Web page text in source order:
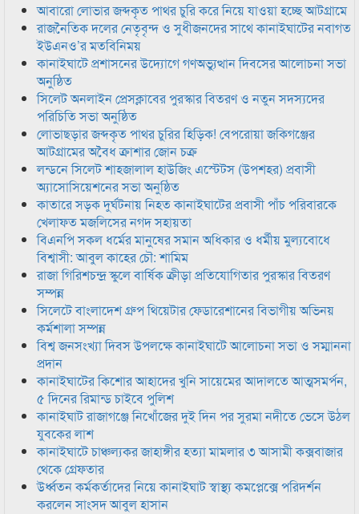
আবারো লোভার জব্দকৃত পাথর চুরি করে নিয়ে যাওয়া হচ্ছে আটগ্রামে
রাজনৈতিক দলের নেতৃবৃন্দ ও সুধীজনদের সাথে কানাইঘাটের নবাগত
ইউএনও’র মতবিনিময়
কানাইঘাটে প্রশাসনের উদ্যোগে গণঅভ্যুত্থান দিবসের আলোচনা সভা
অনুষ্ঠিত
সিলেট অনলাইন প্রেসক্লাবের পুরস্কার বিতরণ ও নতুন সদস্যদের
পরিচিতি সভা অনুষ্ঠিত
লোভাছড়ার জব্দকৃত পাথর চুরির হিড়িক! বেপরোয়া জকিগঞ্জের
আটগ্রামের অবৈধ ক্রাশার জোন চক্র
লন্ডনে সিলেট শাহজালাল হাউজিং এস্টেটস (উপশহর) প্রবাসী
অ্যাসোসিয়েশনের সভা অনুষ্ঠিত
কাতারে সড়ক দুর্ঘটনায় নিহত কানাইঘাটের প্রবাসী পাঁচ পরিবারকে
খেলাফত মজলিসের নগদ সহায়তা
বিএনপি সকল ধর্মের মানুষের সমান অধিকার ও ধর্মীয় মুল্যবোধে
বিশ্বাসী: আবুল কাহের চৌ: শামিম
রাজা গিরিশচন্দ্র স্কুলে বার্ষিক ক্রীড়া প্রতিযোগিতার পুরস্কার বিতরণ
সম্পন্ন
সিলেটে বাংলাদেশ গ্রুপ থিয়েটার ফেডারেশানের বিভাগীয় অভিনয়
কর্মশালা সম্পন্ন
বিশ্ব জনসংখ্যা দিবস উপলক্ষে কানাইঘাটে আলোচনা সভা ও সম্মাননা
প্রদান
কানাইঘাটের কিশোর আহাদের খুনি সায়েমের আদালতে আত্মসমর্পন,
৫ দিনের রিমান্ড চাইবে পুলিশ
কানাইঘাট রাজাগঞ্জে নিখোঁজের দুই দিন পর সুরমা নদীতে ভেসে উঠল
যুবকের লাশ
কানাইঘাটে চাঞ্চল্যকর জাহাঙ্গীর হত্যা মামলার ৩ আসামী কক্সবাজার
থেকে গ্রেফতার
উর্ধ্বতন কর্মকর্তাদের নিয়ে কানাইঘাট স্বাস্থ্য কমপ্লেক্সে পরিদর্শন
করলেন সাংসদ আবুল হাসান